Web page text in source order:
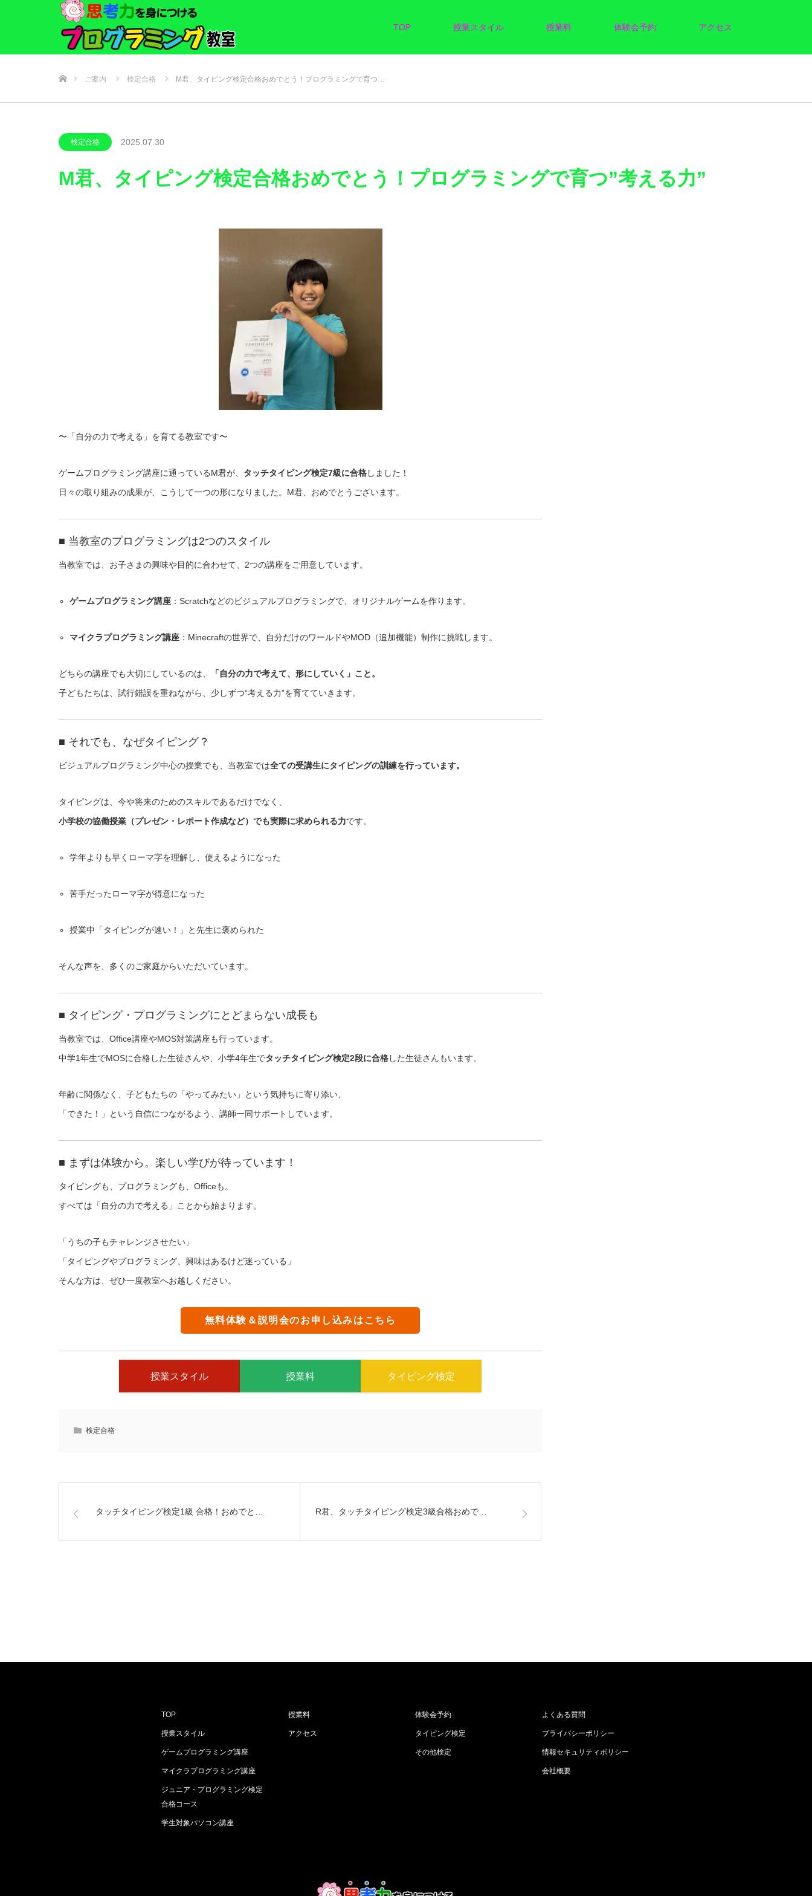
TOP 授業スタイル 授業料 体験会予約 アクセス
ご案内 検定合格 M君、タイピング検定合格おめでとう！プログラミングで育つ…
検定合格 2025.07.30
M君、タイピング検定合格おめでとう！プログラミングで育つ”考える力”
〜「自分の力で考える」を育てる教室です〜
ゲームプログラミング講座に通っているM君が、 タッチタイピング検定7級に合格しました！
日々の取り組みの成果が、こうして一つの形になりました。M君、おめでとうございます。
■ 当教室のプログラミングは2つのスタイル
当教室では、お子さまの興味や目的に合わせて、2つの講座をご用意しています。
ゲームプログラミング講座 ：Scratchなどのビジュアルプログラミングで、オリジナルゲームを作ります。
マイクラプログラミング講座 ：Minecraftの世界で、自分だけのワールドやMOD（追加機能）制作に挑戦します。
どちらの講座でも大切にしているのは、
「自分の力で考えて、形にしていく」こと。
子どもたちは、試行錯誤を重ねながら、少しずつ“考える力”を育てていきます。
■ それでも、なぜタイピング？
ビジュアルプログラミング中心の授業でも、当教室では全ての受講生にタイピングの訓練を行っています。
タイピングは、今や将来のためのスキルであるだけでなく、
小学校の協働授業（プレゼン・レポート作成など）でも実際に求められる力です。
学年よりも早くローマ字を理解し、使えるようになった
苦手だったローマ字が得意になった
授業中「タイピングが速い！」と先生に褒められた
そんな声を、多くのご家庭からいただいています。
■ タイピング・プログラミングにとどまらない成長も
当教室では、Office講座やMOS対策講座も行っています。
中学1年生でMOSに合格した生徒さんや、小学4年生でタッチタイピング検定2段に合格した生徒さんもいます。
年齢に関係なく、子どもたちの「やってみたい」という気持ちに寄り添い、
「できた！」という自信につながるよう、講師一同サポートしています。
■ まずは体験から。楽しい学びが待っています！
タイピングも、プログラミングも、Officeも。
すべては「自分の力で考える」ことから始まります。
「うちの子もチャレンジさせたい」
「タイピングやプログラミング、興味はあるけど迷っている」
そんな方は、ぜひ一度教室へお越しください。
無料体験＆説明会のお申し込みはこちら
授業スタイル 授業料 タイピング検定
検定合格
タッチタイピング検定1級 合格！おめでと… R君、タッチタイピング検定3級合格おめで…
TOP
授業スタイル
ゲームプログラミング講座
マイクラプログラミング講座
ジュニア・プログラミング検定
合格コース
学生対象パソコン講座
授業料
アクセス
体験会予約
タイピング検定
その他検定
よくある質問
プライバシーポリシー
情報セキュリティポリシー
会社概要